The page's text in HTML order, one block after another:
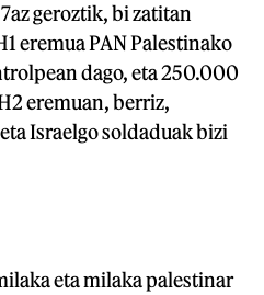
geroztik, bi zatitan
eremua PAN Palestinako
dago, eta 250.000
eremuan, berriz,
Israelgo soldaduak bizi
eta milaka palestinar